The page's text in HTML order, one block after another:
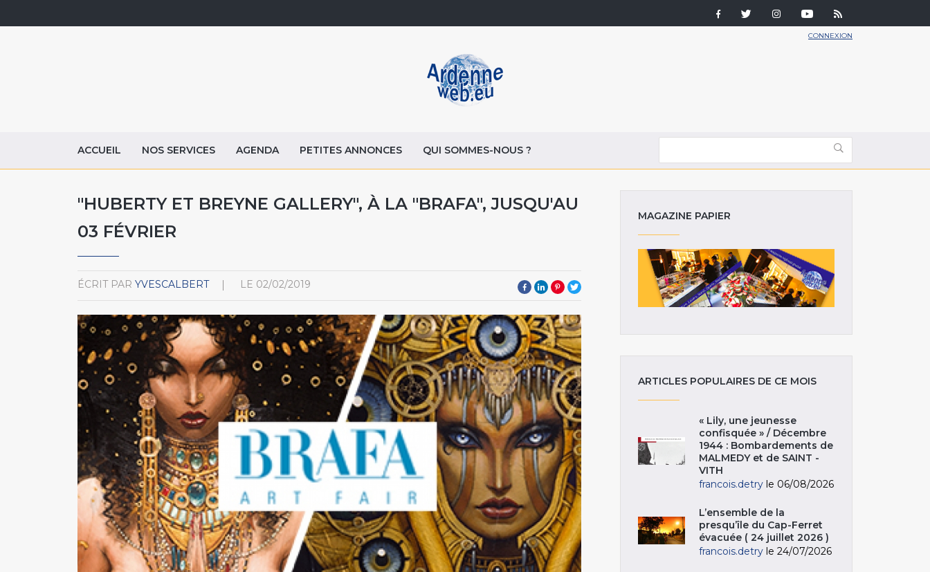
CONNEXION
ACCUEIL NOS SERVICES AGENDA PETITES ANNONCES QUI SOMMES-NOUS ?
"HUBERTY ET BREYNE GALLERY", À LA "BRAFA", JUSQU'AU
03 FÉVRIER
ÉCRIT PAR YVESCALBERT LE 02/02/2019
MAGAZINE PAPIER
ARTICLES POPULAIRES DE CE MOIS
« Lily, une jeunesse
confisquée » / Décembre
1944 : Bombardements de
MALMEDY et de SAINT -
VITH
francois.detry le 06/08/2026
L’ensemble de la
presqu’île du Cap-Ferret
évacuée ( 24 juillet 2026 )
francois.detry le 24/07/2026